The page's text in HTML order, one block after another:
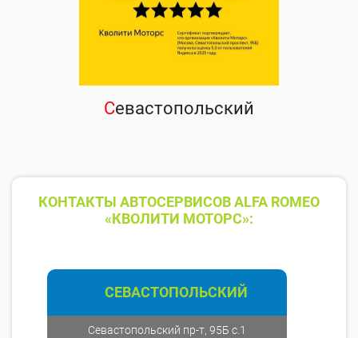
Севастопольский
КОНТАКТЫ АВТОСЕРВИСОВ ALFA ROMEO
«КВОЛИТИ МОТОРС»:
СЕВАСТОПОЛЬСКИЙ
Севастопольский пр-т, 95Б с.1